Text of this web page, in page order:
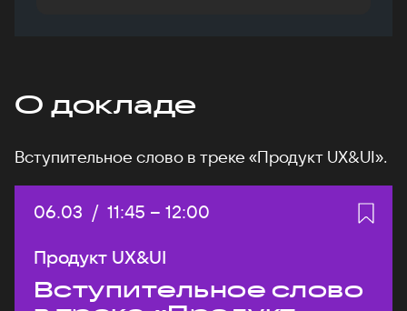
О докладе
Вступительное слово в треке «Продукт UX&UI».
Дата:
06.03 / Начало:
11:45 – Конец:
12:00
Продукт UX&UI
Вступительное слово